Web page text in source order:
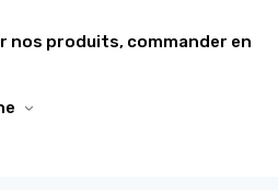
nos produits, commander en